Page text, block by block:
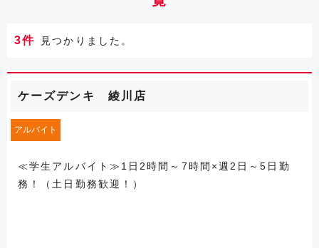
3件 見つかりました。
ケーズデンキ 綾川店
アルバイト
≪学生アルバイト≫1日2時間～7時間×週2日～5日勤
務！（土日勤務歓迎！）